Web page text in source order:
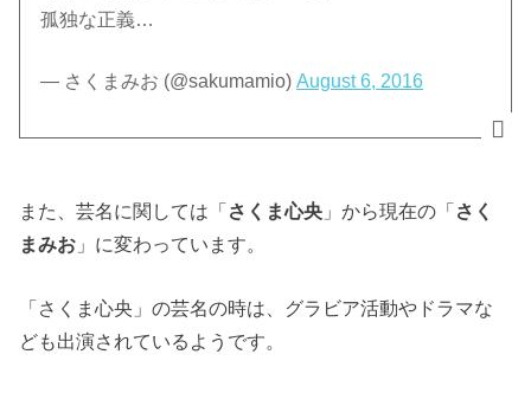
孤独な正義…
— さくまみお (@sakumamio)August 6, 2016
また、芸名に関しては「さくま心央 」から現在の「さく
まみお 」に変わっています。
「さくま心央」の芸名の時は、グラビア活動やドラマな
ども出演されているようです。